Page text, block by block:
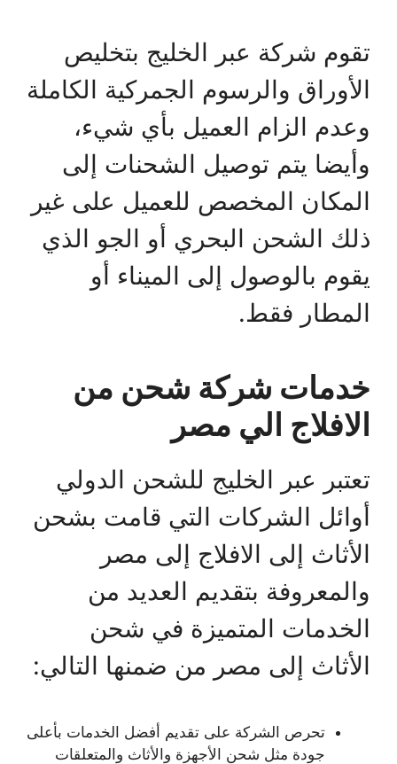
تقوم شركة عبر الخليج بتخليص
الأوراق والرسوم الجمركية الكاملة
وعدم الزام العميل بأي شيء،
وأيضا يتم توصيل الشحنات إلى
المكان المخصص للعميل على غير
ذلك الشحن البحري أو الجو الذي
يقوم بالوصول إلى الميناء أو
المطار فقط.
خدمات شركة شحن من
الافلاج الي مصر
تعتبر عبر الخليج للشحن الدولي
أوائل الشركات التي قامت بشحن
الأثاث إلى الافلاج إلى مصر
والمعروفة بتقديم العديد من
الخدمات المتميزة في شحن
الأثاث إلى مصر من ضمنها التالي:
تحرص الشركة على تقديم أفضل الخدمات بأعلى
جودة مثل شحن الأجهزة والأثاث والمتعلقات